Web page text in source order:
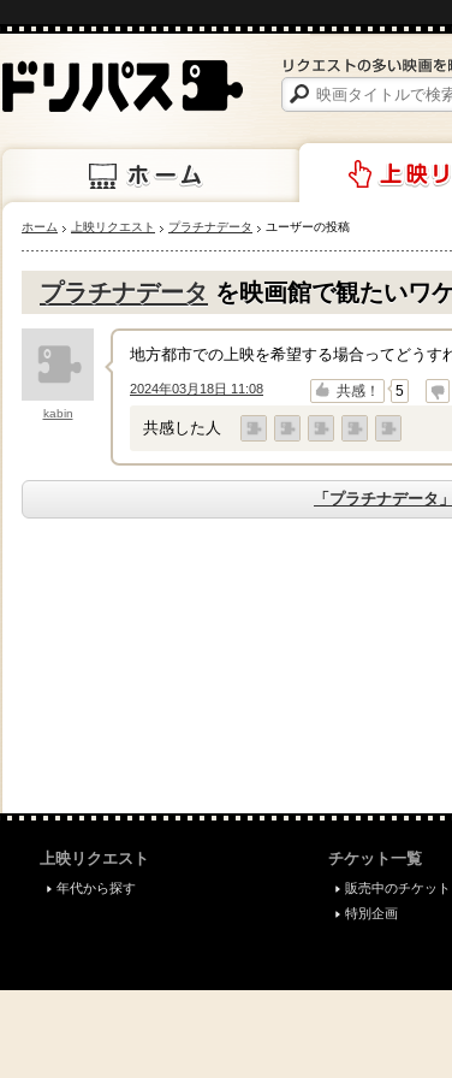
ホーム 上映リクエスト
ホーム 上映リクエスト プラチナデータ ユーザーの投稿
プラチナデータ を映画館で観たいワ
kabin
地方都市での上映を希望する場合ってどうす
2024年03月18日 11:08
↑ 共感！ 5
↓
共感した人
「プラチナデータ
上映リクエスト
年代から探す
チケット一覧
販売中のチケット
特別企画